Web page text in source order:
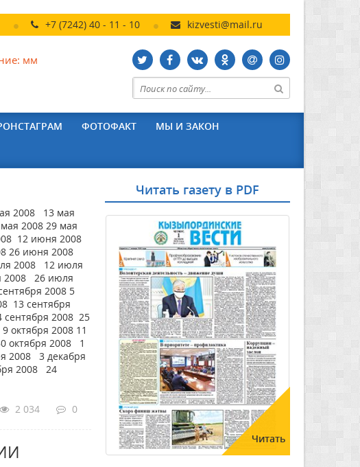
+7 (7242) 40 - 11 - 10 kizvesti@mail.ru
мм
ФОТОФАКТ МЫ И ЗАКОН
2008 13 мая
2008 29 мая
12 июня 2008
26 июня 2008
2008 12 июля
2008 26 июля
2008 5
13 сентября
2008 25
октября 2008 11
октября 2008 1
2008 3 декабря
2008 24
2 034 0
Читать газету в PDF
Читать